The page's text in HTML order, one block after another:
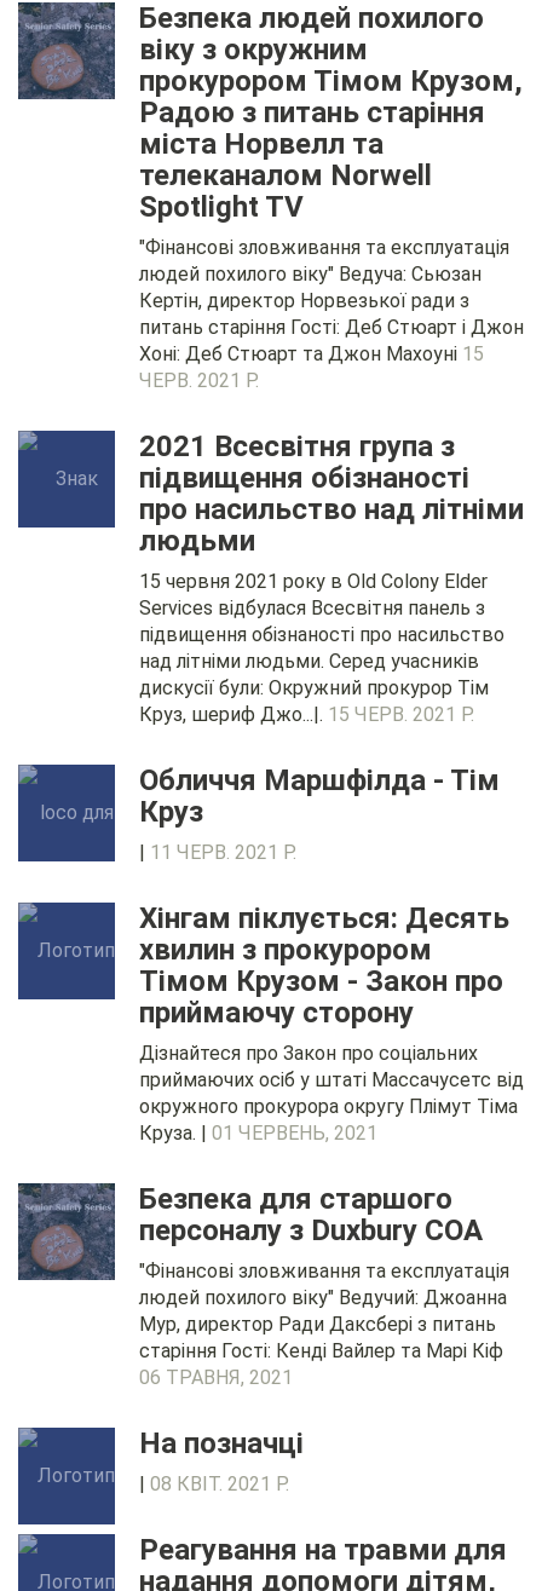
Безпека людей похилого
віку з окружним
прокурором Тімом Крузом,
Радою з питань старіння
міста Норвелл та
телеканалом Norwell
Spotlight TV
"Фінансові зловживання та експлуатація
людей похилого віку" Ведуча: Сьюзан
Кертін, директор Норвезької ради з
питань старіння Гості: Деб Стюарт і Джон
Хоні: Деб Стюарт та Джон Махоуні 15
ЧЕРВ. 2021 Р.
2021 Всесвітня група з
підвищення обізнаності
про насильство над літніми
людьми
15 червня 2021 року в Old Colony Elder
Services відбулася Всесвітня панель з
підвищення обізнаності про насильство
над літніми людьми. Серед учасників
дискусії були: Окружний прокурор Тім
Круз, шериф Джо...|. 15 ЧЕРВ. 2021 Р.
Обличчя Маршфілда - Тім
Круз
11 ЧЕРВ. 2021 Р.
Хінгам піклується: Десять
хвилин з прокурором
Тімом Крузом - Закон про
приймаючу сторону
Дізнайтеся про Закон про соціальних
приймаючих осіб у штаті Массачусетс від
окружного прокурора округу Плімут Тіма
Круза. | 01 ЧЕРВЕНЬ, 2021
Безпека для старшого
персоналу з Duxbury COA
"Фінансові зловживання та експлуатація
людей похилого віку" Ведучий: Джоанна
Мур, директор Ради Даксбері з питань
старіння Гості: Кенді Вайлер та Марі Кіф
06 ТРАВНЯ, 2021
На позначці
08 КВІТ. 2021 Р.
Реагування на травми для
надання допомоги дітям,